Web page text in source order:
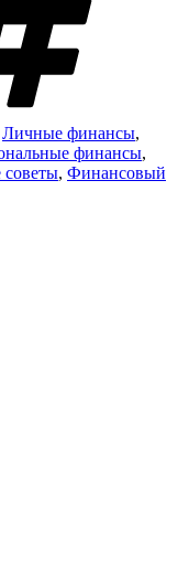
Личные финансы,
финансы,
, Финансовый